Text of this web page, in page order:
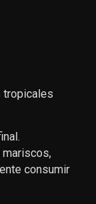
tropicales
mariscos,
consumir